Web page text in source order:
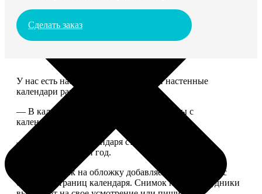
Сделать заказ
У нас есть настольные, магнитные и настенные
календари разных размеров.
— В календаре 13 листов: обложка+листы с
календарной сеткой.
— Обложка для календаря стандартная, дизайн
обновляем каждый год.
— В кружочек на обложку добавляем фотографию с
одной из страниц календаря. Снимок наши сотрудники